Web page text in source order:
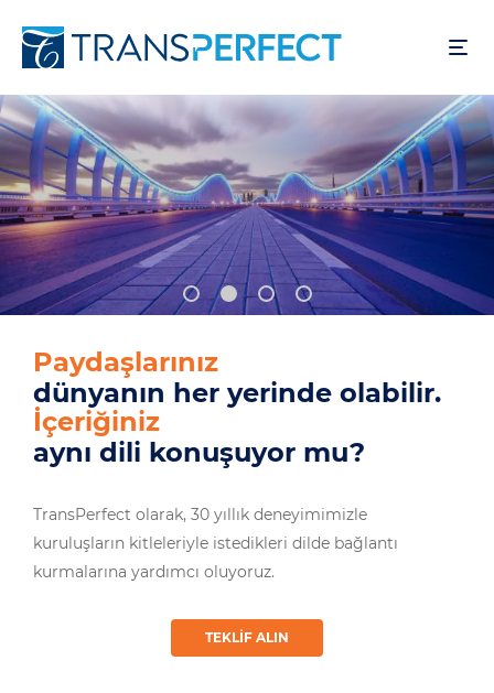
içeriğe
Kullanıcılarınız
dünyanın her yerinde olabilir.
Ürününüz
aynı dili konuşuyor mu?
TransPerfect olarak, 30 yıllık deneyimimizle
kuruluşların kitleleriyle istedikleri dilde bağlantı
kurmalarına yardımcı oluyoruz.
TEKLIF ALIN